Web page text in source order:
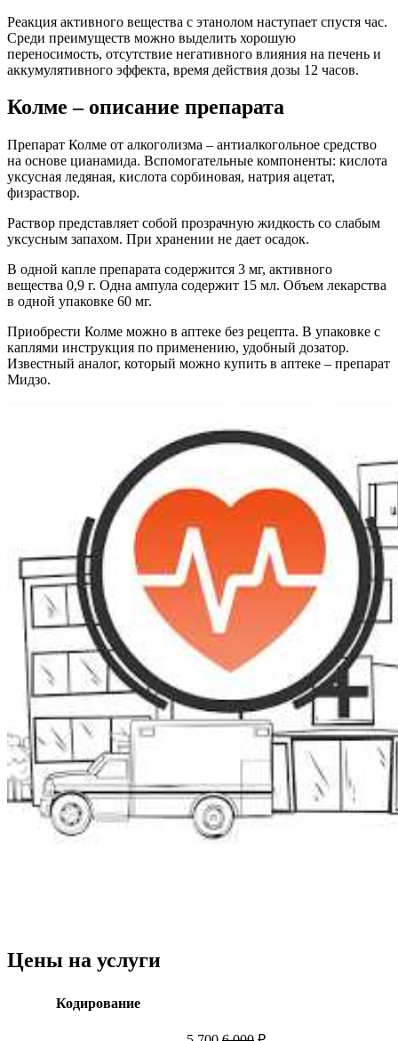
Реакция активного вещества с этанолом наступает спустя час.
Среди преимуществ можно выделить хорошую
переносимость, отсутствие негативного влияния на печень и
аккумулятивного эффекта, время действия дозы 12 часов.
Колме – описание препарата
Препарат Колме от алкоголизма – антиалкогольное средство
на основе цианамида. Вспомогательные компоненты: кислота
уксусная ледяная, кислота сорбиновая, натрия ацетат,
физраствор.
Раствор представляет собой прозрачную жидкость со слабым
уксусным запахом. При хранении не дает осадок.
В одной капле препарата содержится 3 мг, активного
вещества 0,9 г. Одна ампула содержит 15 мл. Объем лекарства
в одной упаковке 60 мг.
Приобрести Колме можно в аптеке без рецепта. В упаковке с
каплями инструкция по применению, удобный дозатор.
Известный аналог, который можно купить в аптеке – препарат
Мидзо.
Цены на услуги
Кодирование